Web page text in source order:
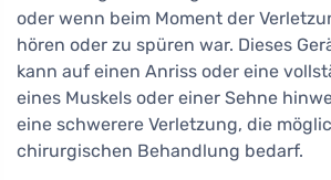
oder wenn beim Moment der
hören oder zu spüren war. Dieses
kann auf einen Anriss oder eine
eines Muskels oder einer Sehne
eine schwerere Verletzung, die
chirurgischen Behandlung bedarf.